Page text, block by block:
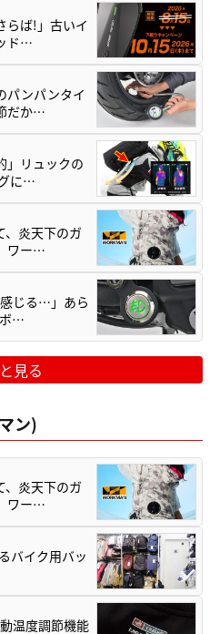
らば!」古いイ
ド…
パンパンタイ
だか…
」リュックの
に…
、炎天下のガ
ワー…
感じる…」あら
ボ…
見る
ン)
、炎天下のガ
ワー…
バイク用バッ
温度調節機能